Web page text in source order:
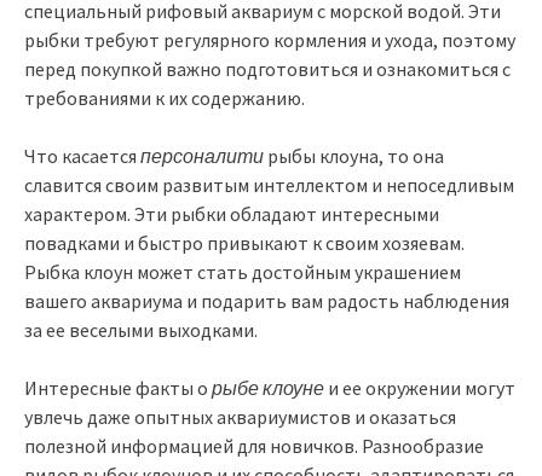
специальный рифовый аквариум с морской водой. Эти
рыбки требуют регулярного кормления и ухода, поэтому
перед покупкой важно подготовиться и ознакомиться с
требованиями к их содержанию.
Что касается персоналити рыбы клоуна, то она
славится своим развитым интеллектом и непоседливым
характером. Эти рыбки обладают интересными
повадками и быстро привыкают к своим хозяевам.
Рыбка клоун может стать достойным украшением
вашего аквариума и подарить вам радость наблюдения
за ее веселыми выходками.
Интересные факты о рыбе клоуне и ее окружении могут
увлечь даже опытных аквариумистов и оказаться
полезной информацией для новичков. Разнообразие